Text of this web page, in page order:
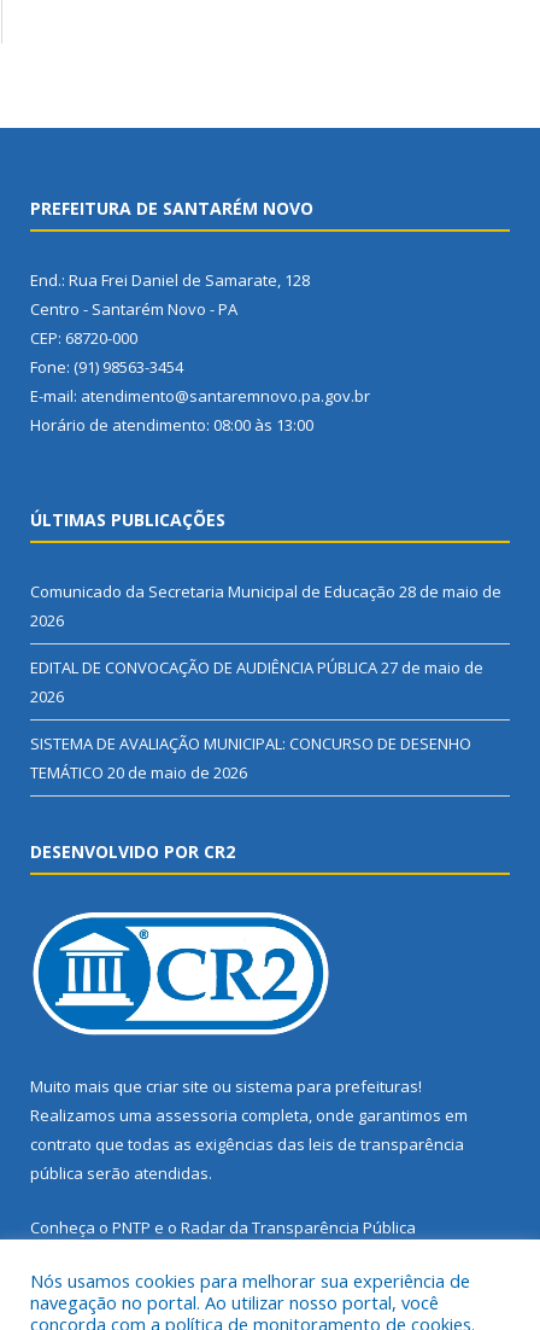
PREFEITURA DE SANTARÉM NOVO
End.: Rua Frei Daniel de Samarate, 128
Centro - Santarém Novo - PA
CEP: 68720-000
Fone: (91) 98563-3454
E-mail: atendimento@santaremnovo.pa.gov.br
Horário de atendimento: 08:00 às 13:00
ÚLTIMAS PUBLICAÇÕES
Comunicado da Secretaria Municipal de Educação 28 de maio de
2026
EDITAL DE CONVOCAÇÃO DE AUDIÊNCIA PÚBLICA27 de maio de
2026
SISTEMA DE AVALIAÇÃO MUNICIPAL: CONCURSO DE DESENHO
TEMÁTICO 20 de maio de 2026
DESENVOLVIDO POR CR2
Muito mais que criar site ou sistema para prefeituras!
Realizamos uma assessoria completa, onde garantimos em
contrato que todas as exigências das leis de transparência
pública serão atendidas.
Conheça o PNTP e o Radar da Transparência Pública
Nós usamos cookies para melhorar sua experiência de
navegação no portal. Ao utilizar nosso portal, você
concorda com a política de monitoramento de cookies.